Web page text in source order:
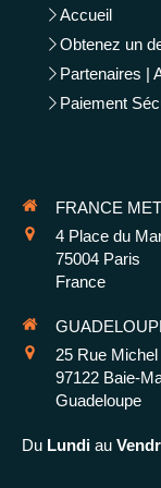
Accueil
Obtenez un
Partenaires |
Paiement
FRANCE
4 Place du
75004 Paris
France
25 Rue
97122 Baie-
Guadeloupe
Du Lundi au